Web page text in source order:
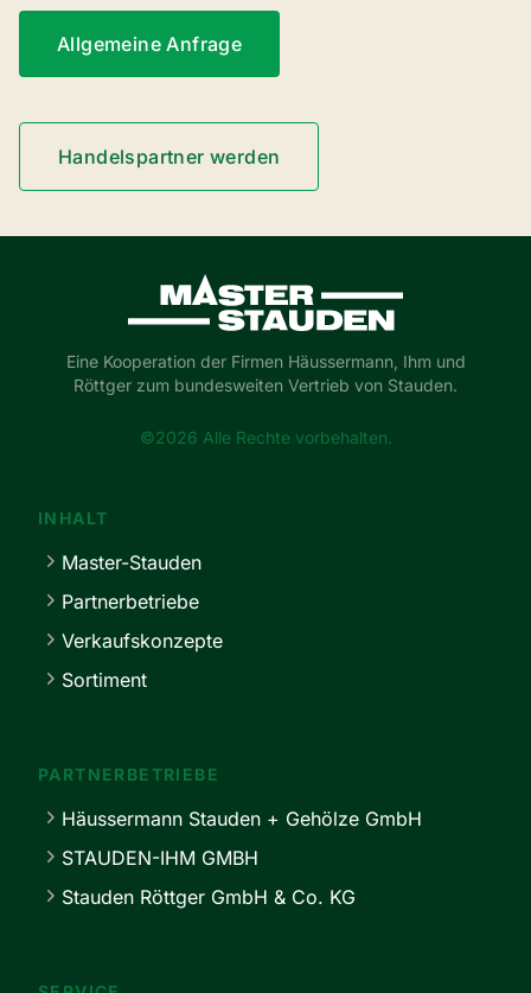
Allgemeine Anfrage
Handelspartner werden
Master-Stauden
Eine Kooperation der Firmen Häussermann, Ihm und
Röttger zum bundesweiten Vertrieb von Stauden.
©2026 Alle Rechte vorbehalten.
INHALT
Master-Stauden
Partnerbetriebe
Verkaufskonzepte
Sortiment
PARTNERBETRIEBE
Häussermann Stauden + Gehölze GmbH
STAUDEN-IHM GMBH
Stauden Röttger GmbH & Co. KG